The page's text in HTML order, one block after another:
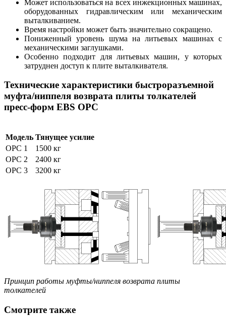
Может использоваться на всех инжекционных машинах,
оборудованных гидравлическим или механическим
выталкиванием.
Время настройки может быть значительно сокращено.
Пониженный уровень шума на литьевых машинах с
механическими заглушками.
Особенно подходит для литьевых машин, у которых
затруднен доступ к плите выталкивателя.
Технические характеристики быстроразъемной
муфта/ниппеля возврата плиты толкателей
пресс-форм EBS OPC
Модель Тянущее усилие
OPC 1
1500 кг
OPC 2
2400 кг
OPC 3
3200 кг
Принцип работы муфты/ниппеля возврата плиты
толкателей
Смотрите также